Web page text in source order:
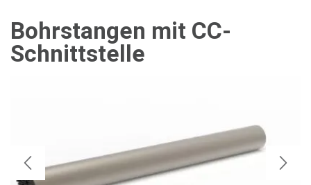
Bohrstangen mit CC-
Schnittstelle